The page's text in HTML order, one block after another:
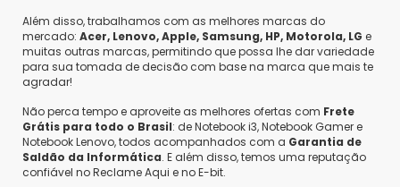
Sim, recomendaria este produto a um amigo
1 0 Compartilhar...
Claudio S.
Além disso, trabalhamos com as melhores marcas do
mercado: Acer, Lenovo, Apple, Samsung, HP, Motorola, LG e
muitas outras marcas, permitindo que possa lhe dar variedade
para sua tomada de decisão com base na marca que mais te
agradar!
Não perca tempo e aproveite as melhores ofertas com Frete
Grátis para todo o Brasil: de Notebook i3, Notebook Gamer e
Notebook Lenovo, todos acompanhados com a Garantia de
Saldão da Informática. E além disso, temos uma reputação
confiável no Reclame Aqui e no E-bit.